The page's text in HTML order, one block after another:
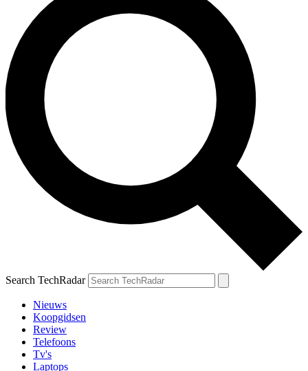
Search TechRadar
Nieuws
Koopgidsen
Review
Telefoons
Tv's
Laptops